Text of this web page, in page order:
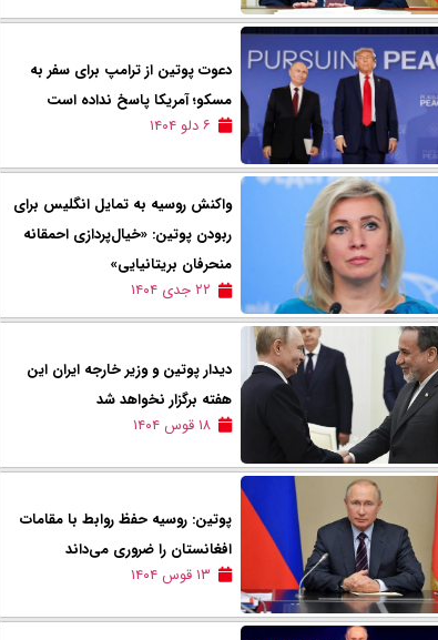
دعوت پوتین از ترامپ برای سفر به
مسکو؛ آمریکا پاسخ نداده‌ است
۶ دلو ۱۴۰۴
واکنش روسيه به تمایل انگلیس برای
ربودن پوتين: «خیال‌پردازی احمقانه
منحرفان بریتانیایی»
۲۲ جدی ۱۴۰۴
دیدار پوتین و وزیر خارجه ایران این
هفته برگزار نخواهد شد
۱۸ قوس ۱۴۰۴
پوتین: روسیه حفظ روابط با مقامات
افغانستان را ضروری می‌داند
۱۳ قوس ۱۴۰۴